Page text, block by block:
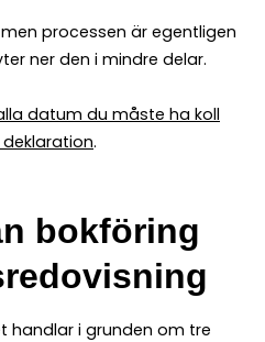
processen är egentligen
ner den i mindre delar.
datum du måste ha koll
.
bokföring
handlar i grunden om tre